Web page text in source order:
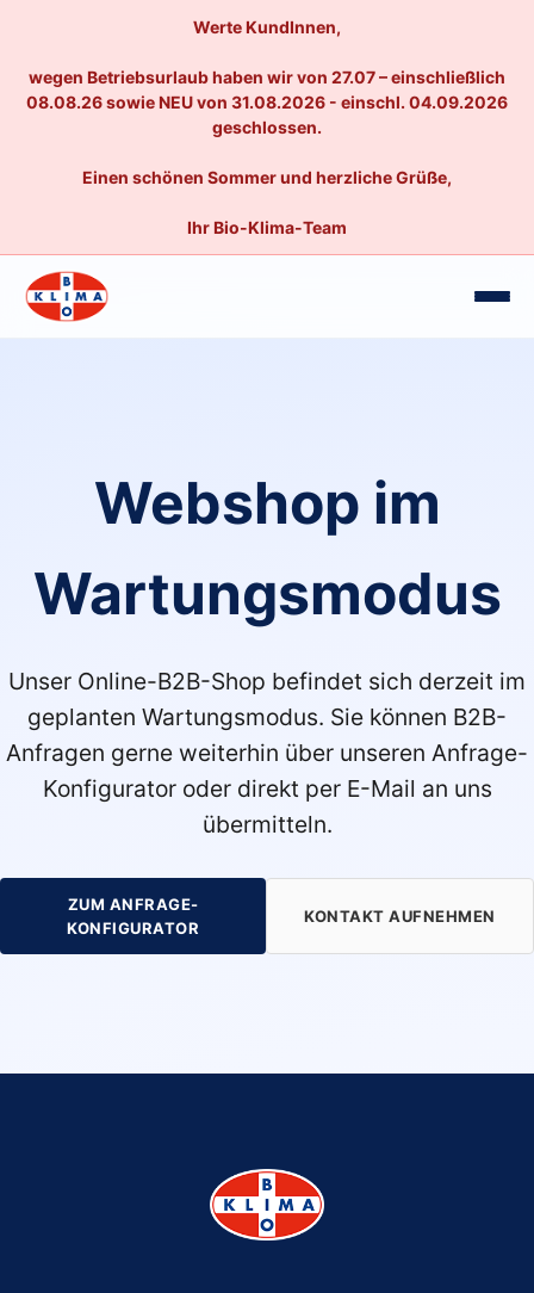
Werte KundInnen,
wegen Betriebsurlaub haben wir von 27.07 – einschließlich
08.08.26 sowie NEU von 31.08.2026 - einschl. 04.09.2026
geschlossen.
Einen schönen Sommer und herzliche Grüße,
Ihr Bio-Klima-Team
Webshop im
Wartungsmodus
Unser Online-B2B-Shop befindet sich derzeit im
geplanten Wartungsmodus. Sie können B2B-
Anfragen gerne weiterhin über unseren Anfrage-
Konfigurator oder direkt per E-Mail an uns
übermitteln.
ZUM ANFRAGE-
KONFIGURATOR
KONTAKT AUFNEHMEN